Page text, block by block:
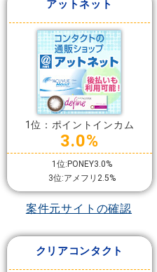
アットネット
1位：ポイントインカム
3.0%
1位:PONEY3.0%
3位:アメフリ2.5%
案件元サイトの確認
クリアコンタクト